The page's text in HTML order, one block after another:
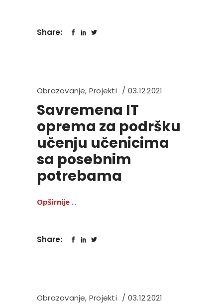
Share:
Obrazovanje, Projekti 03.12.2021
Savremena IT
oprema za podršku
učenju učenicima
sa posebnim
potrebama
Opširnije
Share:
Obrazovanje, Projekti 03.12.2021